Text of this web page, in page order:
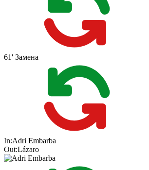
61' Замена
In:Adri Embarba
Out:Lázaro